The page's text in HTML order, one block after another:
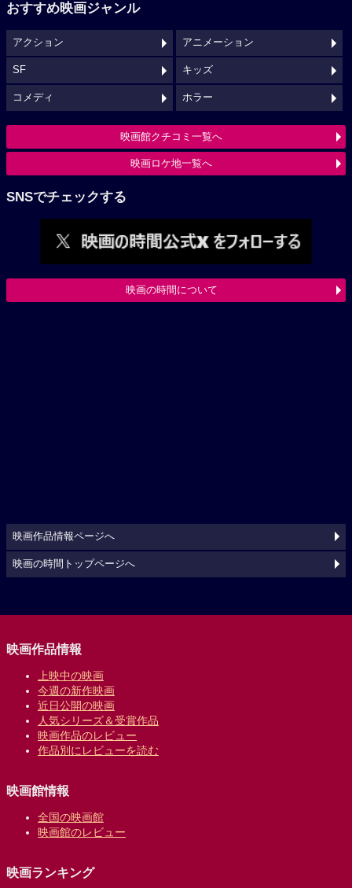
おすすめ映画ジャンル
アクション アニメーション
SF キッズ
コメディ ホラー
映画館クチコミ一覧へ
映画ロケ地一覧へ
SNSでチェックする
映画の時間について
映画作品情報ページへ
映画の時間トップページへ
映画作品情報
上映中の映画
今週の新作映画
近日公開の映画
人気シリーズ＆受賞作品
映画作品のレビュー
作品別にレビューを読む
映画館情報
全国の映画館
映画館のレビュー
映画ランキング